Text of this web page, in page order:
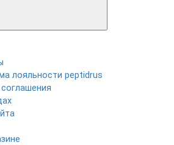
лояльности peptidrus